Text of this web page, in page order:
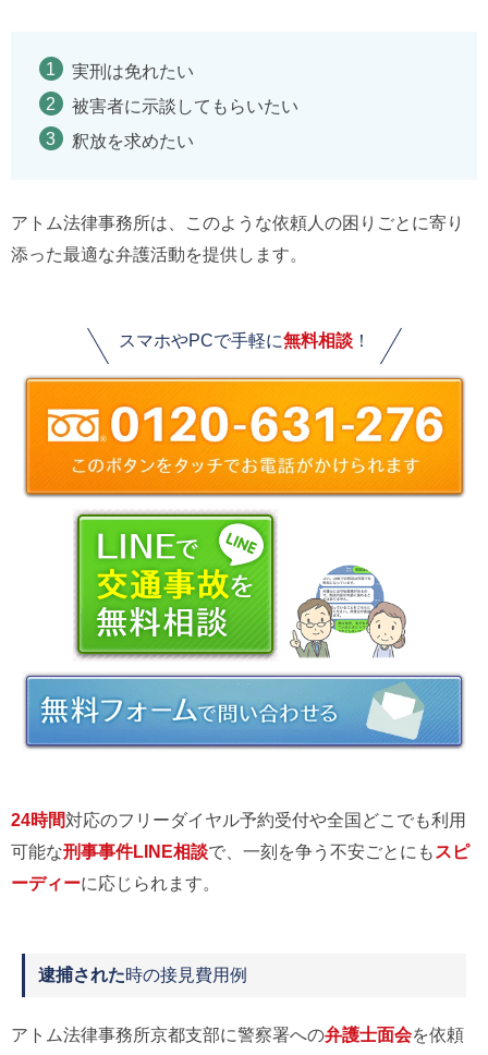
実刑は免れたい
被害者に示談してもらいたい
釈放を求めたい
アトム法律事務所は、このような依頼人の困りごとに寄り
添った最適な弁護活動を提供します。
スマホやPCで手軽に無料相談！
24時間対応のフリーダイヤル予約受付や全国どこでも利用
可能な刑事事件LINE相談で、一刻を争う不安ごとにも スピ
ーディーに応じられます。
逮捕された時の接見費用例
アトム法律事務所京都支部に警察署への弁護士面会を依頼